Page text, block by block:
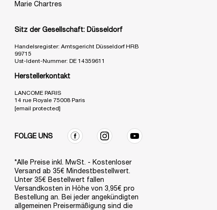
Marie Chartres
Sitz der Gesellschaft: Düsseldorf
Handelsregister: Amtsgericht Düsseldorf HRB
99715
Ust-Ident-Nummer: DE 14359611
Herstellerkontakt
LANCOME PARIS
14 rue Royale 75008 Paris
[email protected]
FOLGE UNS
*Alle Preise inkl. MwSt. - Kostenloser
Versand ab 35€ Mindestbestellwert.
Unter 35€ Bestellwert fallen
Versandkosten in Höhe von 3,95€ pro
Bestellung an. Bei jeder angekündigten
allgemeinen Preisermäßigung sind die